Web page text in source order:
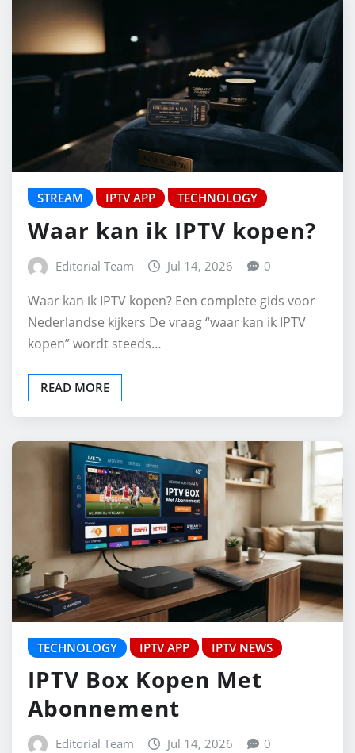
STREAM IPTV APP TECHNOLOGY
Waar kan ik IPTV kopen?
Editorial Team Jul 14, 2026 0
Waar kan ik IPTV kopen? Een complete gids voor
Nederlandse kijkers De vraag “waar kan ik IPTV
kopen” wordt steeds…
READ MORE
TECHNOLOGY IPTV APP IPTV NEWS
IPTV Box Kopen Met
Abonnement
Editorial Team Jul 14, 2026 0